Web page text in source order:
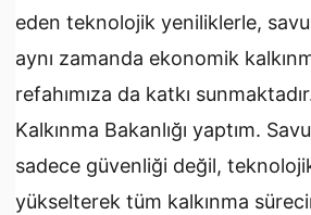
eden teknolojik yeniliklerle,
aynı zamanda ekonomik
refahımıza da katkı
Kalkınma Bakanlığı yaptım.
sadece güvenliği değil,
yükselterek tüm kalkınma